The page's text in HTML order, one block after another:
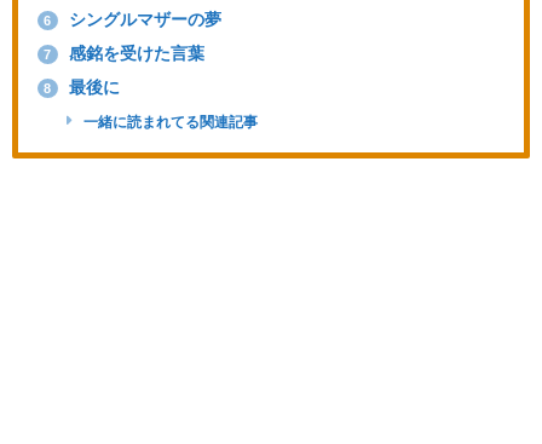
6 シングルマザーの夢
7 感銘を受けた言葉
8 最後に
一緒に読まれてる関連記事